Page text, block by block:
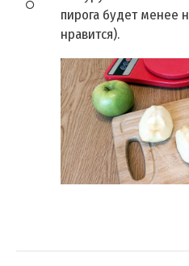
пирога будет менее
нравится).